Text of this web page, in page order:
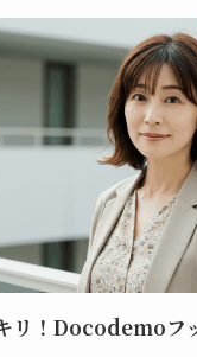
リ！Docodemoフ